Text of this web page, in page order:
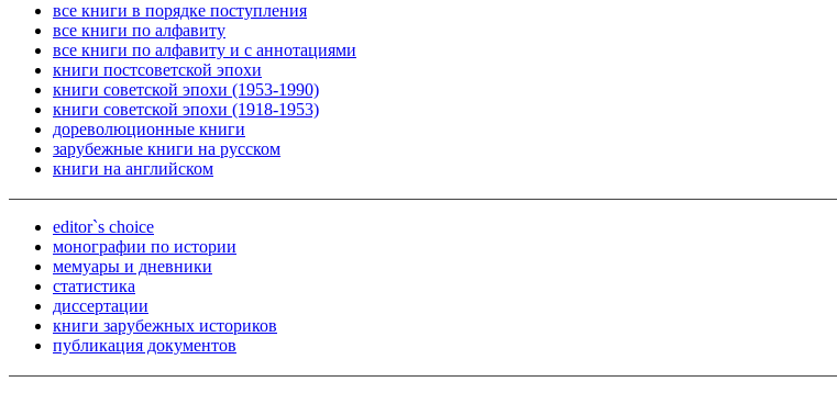
все книги в порядке поступления
все книги по алфавиту
все книги по алфавиту и с аннотациями
книги постсоветской эпохи
книги советской эпохи (1953-1990)
книги советской эпохи (1918-1953)
дореволюционные книги
зарубежные книги на русском
книги на английском
editor`s choice
монографии по истории
мемуары и дневники
статистика
диссертации
книги зарубежных историков
публикация документов